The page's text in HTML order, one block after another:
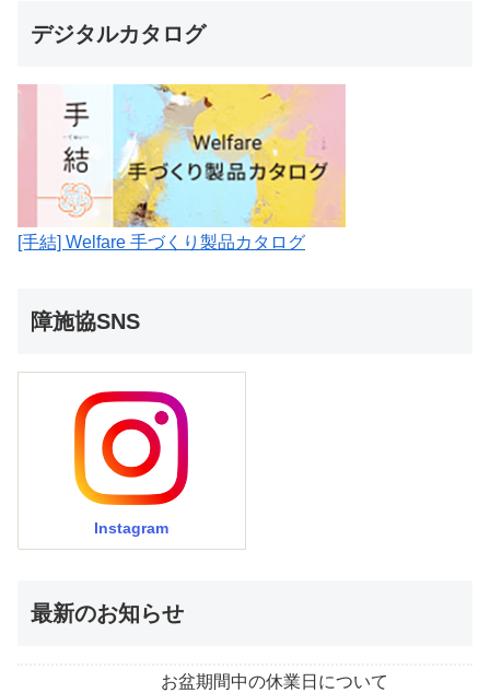
デジタルカタログ
[手結] Welfare 手づくり製品カタログ
障施協SNS
Instagram
最新のお知らせ
お盆期間中の休業日について